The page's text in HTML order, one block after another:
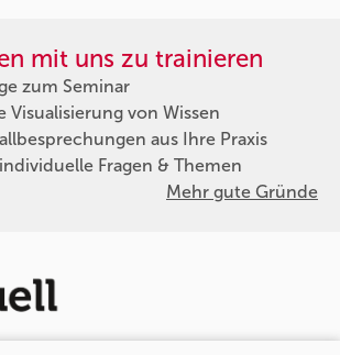
mit uns zu trainieren
zum Seminar
Visualisierung von Wissen
aus Ihre Praxis
Fragen & Themen
Mehr gute Gründe